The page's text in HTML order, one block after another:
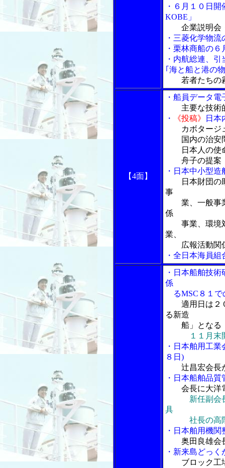
・６月１０日
KOBE」
企業説明会
・三菱化学物
・栗林商船の
・内航総連、
｢海と船と港の
若者たち
【4面】
・船員データ
主要な技術
・
《投稿》
日本
カボタージ
国内の治安問
日本人の使
舟子の提案
・日本中小型
日本財団の
事
業、一般事業
係
事業、環境対
業、
広報活動関係
・全日本海員
・日本船舶技
係
るMSC８１で
適用日は２
る新造
船」となる
１１月末
・日本舶用工
８日)
辻昌宏会長
・日本船舶品
会長に大洋
新任副会
具
社長の高階
・日本舶用機
奥田良雄会
・新来島どっ
ブロック工